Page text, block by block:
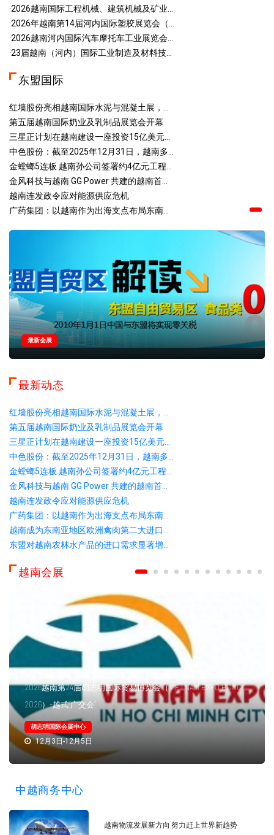
·2026越南国际工程机械、建筑机械及矿业...
·2026年越南第14届河内国际塑胶展览会（...
·2026越南河内国际汽车摩托车工业展览会...
·23届越南（河内）国际工业制造及材料技...
东盟国际
红墙股份亮相越南国际水泥与混凝土展，...
第五届越南国际奶业及乳制品展览会开幕
三星正计划在越南建设一座投资15亿美元...
中色股份：截至2025年12月31日，越南多...
金螳螂5连板 越南孙公司签署约4亿元工程...
金风科技与越南 GG Power 共建的越南首...
越南连发政令应对能源供应危机
广药集团：以越南作为出海支点布局东南...
最新会展
最新动态
红墙股份亮相越南国际水泥与混凝土展，...
第五届越南国际奶业及乳制品展览会开幕
三星正计划在越南建设一座投资15亿美元...
中色股份：截至2025年12月31日，越南多...
金螳螂5连板 越南孙公司签署约4亿元工程...
金风科技与越南 GG Power 共建的越南首...
越南连发政令应对能源供应危机
广药集团：以越南作为出海支点布局东南...
越南成为东南亚地区欧洲禽肉第二大进口...
东盟对越南农林水产品的进口需求显著增...
越南会展
2026越南第24届胡志明国际贸易博览会（VIETNAM EXPO HCMC
2026）-越式“广交会”
胡志明国际会展中心
12月3日-12月5日
中越商务中心
越南物流发展新方向 努力赶上世界新趋势